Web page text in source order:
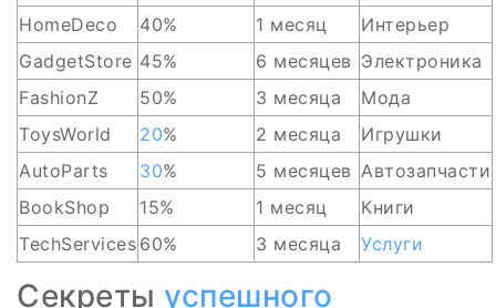
HomeDeco
40% 1 месяц
Интерьер
GadgetStore 45% 6 месяцев Электроника
FashionZ
50% 3 месяца
Мода
ToysWorld
20% 2 месяца
Игрушки
AutoParts
30% 5 месяцев Автозапчасти
BookShop
15% 1 месяц
Книги
TechServices 60% 3 месяца Услуги
Секреты успешного